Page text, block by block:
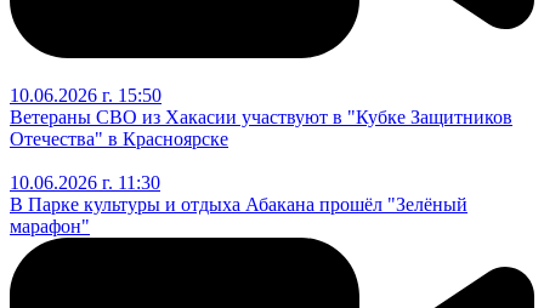
10.06.2026 г. 15:50
Ветераны СВО из Хакасии участвуют в "Кубке Защитников
Отечества" в Красноярске
10.06.2026 г. 11:30
В Парке культуры и отдыха Абакана прошёл "Зелёный
марафон"